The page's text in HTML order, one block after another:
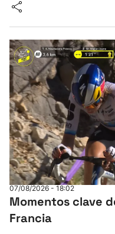
07/08/2026 - 18:02
Momentos clave
Francia